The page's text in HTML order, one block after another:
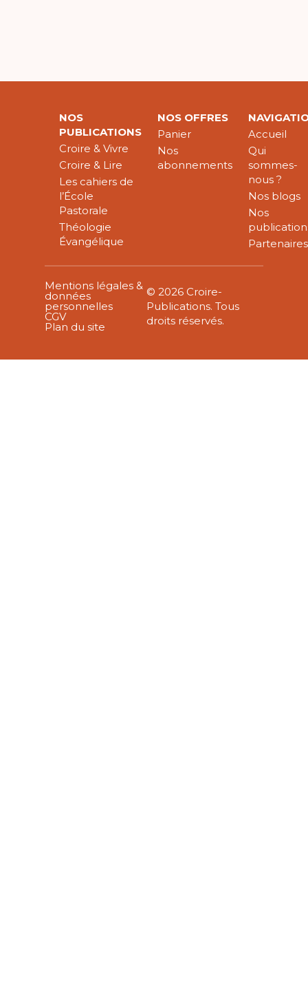
NOS
PUBLICATIONS
Croire & Vivre
Croire & Lire
Les cahiers de
l’École
Pastorale
Théologie
Évangélique
NOS OFFRES
Panier
Nos
abonnements
Accueil
Qui
sommes-
nous ?
Nos blogs
Nos
Partenaires
Mentions légales &
données
personnelles
CGV
Plan du site
© 2026 Croire-
Publications. Tous
droits réservés.